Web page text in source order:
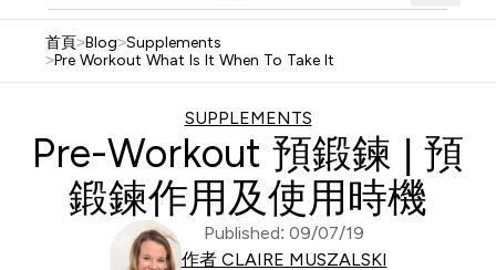
首頁>Blog>Supplements
>Pre Workout What Is It When To Take It
SUPPLEMENTS
Pre-Workout 預鍛鍊 | 預
鍛鍊作用及使用時機
Published: 09/07/19
作者 CLAIRE MUSZALSKI